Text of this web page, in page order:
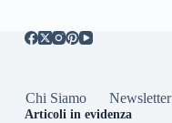
Chi Siamo Newsletter
Articoli in evidenza